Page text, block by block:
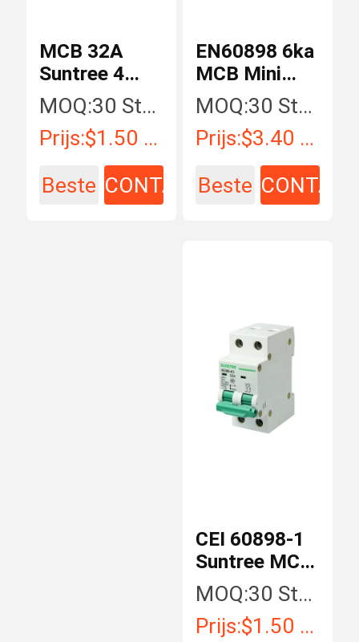
EN60898 6ka
MCB Mini
SL7-63 AC
Circuit
Breakers
MOQ:30 Stuk/Stukken
Prijs:$3.40 - $15.00 / Piece
Beste CONTACT
MCB 32A
Suntree 4
Stroomonderbrekers
van Pool TUV
AC
MOQ:30 Stuk/Stukken
Prijs:$1.50 - $15.00 / Piece
Beste CONTACT
CEI 60898-1
Suntree MCB
AC 50A Mini
Circuit
Breaker
MOQ:30 Stuk/Stukken
Prijs:$1.50 - $15.00 / Piece